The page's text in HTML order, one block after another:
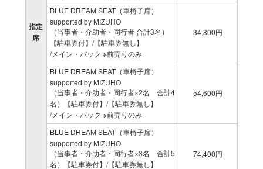
指定
席
BLUE DREAM SEAT（車椅子席）
supported by MIZUHO
（当事者・介助者・同行者 合計3名）
【駐車券付】/【駐車券無し】
/メイン・バック ※前売りのみ
34,800円
BLUE DREAM SEAT（車椅子席）
supported by MIZUHO
（当事者・介助者・同行者×2名 合計4
名）【駐車券付】/【駐車券無し】
/メイン・バック ※前売りのみ
54,600円
BLUE DREAM SEAT（車椅子席）
supported by MIZUHO
（当事者・介助者・同行者×3名 合計5
名）【駐車券付】/【駐車券無し】
74,400円